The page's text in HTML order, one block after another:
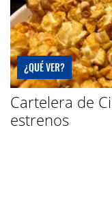
¿QUÉ VER?
Cartelera de
estrenos